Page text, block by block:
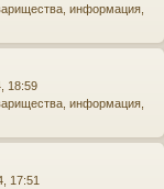
информация,
18:59
информация,
17:51